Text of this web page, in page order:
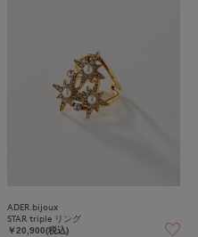
ADER.bijoux
STAR triple リング
￥20,900(税込)